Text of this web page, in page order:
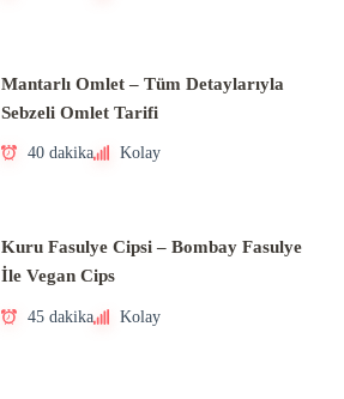
Mantarlı Omlet – Tüm Detaylarıyla
Sebzeli Omlet Tarifi
40 dakika Kolay
Kuru Fasulye Cipsi – Bombay Fasulye
İle Vegan Cips
45 dakika Kolay